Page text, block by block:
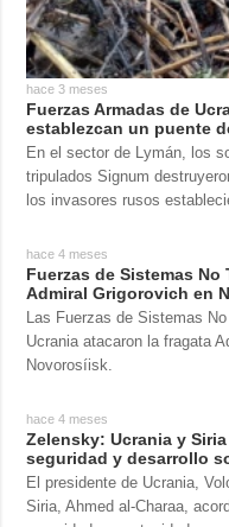
hace 3 meses
Fuerzas Armadas de
establezcan un puente
En el sector de Lymán, los
tripulados Signum
los invasores rusos
hace 4 meses
Fuerzas de Sistemas
Admiral Grigorovich en
Las Fuerzas de Sistemas
Ucrania atacaron la fragata
Novorosíisk.
hace 4 meses
Zelensky: Ucrania y
seguridad y desarrollo
El presidente de Ucrania,
Siria, Ahmed al-Charaa,